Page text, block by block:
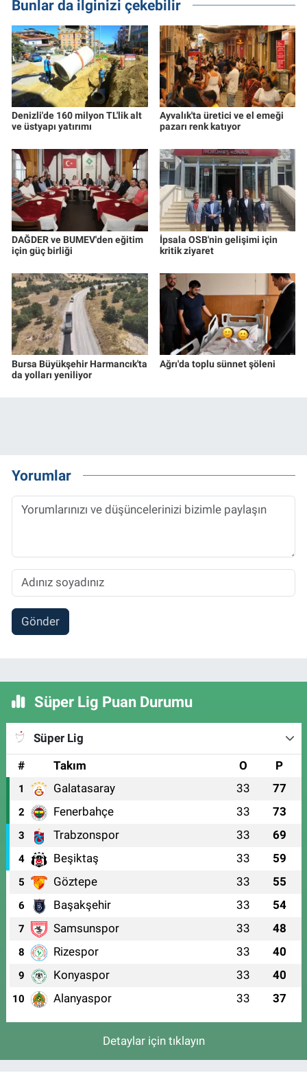
Bunlar da ilginizi çekebilir
Denizli'de 160 milyon TL'lik alt
ve üstyapı yatırımı
Ayvalık'ta üretici ve el emeği
pazarı renk katıyor
DAĞDER ve BUMEV'den eğitim
için güç birliği
İpsala OSB'nin gelişimi için
kritik ziyaret
Bursa Büyükşehir Harmancık'ta
da yolları yeniliyor
Ağrı'da toplu sünnet şöleni
Yorumlar
Gönder
Süper Lig Puan Durumu
Süper Lig
#
Takım O P
1 Galatasaray 33 77
2 Fenerbahçe 33 73
3 Trabzonspor 33 69
4 Beşiktaş 33 59
5 Göztepe 33 55
6 Başakşehir 33 54
7 Samsunspor 33 48
8 Rizespor 33 40
9 Konyaspor 33 40
10 Alanyaspor 33 37
Detaylar için tıklayın